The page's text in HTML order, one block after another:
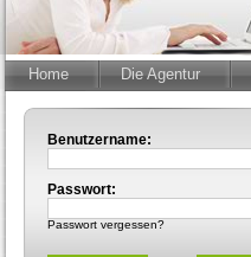
Home Die Agentur
Benutzername:
Passwort:
Passwort vergessen?